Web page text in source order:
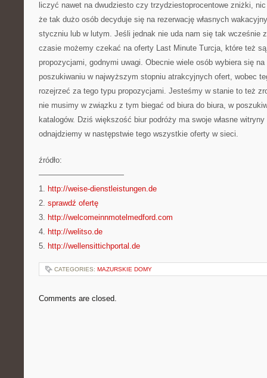
liczyć nawet na dwudziesto czy trzydziestoprocentowe zniżki,
że tak dużo osób decyduje się na rezerwację własnych
styczniu lub w lutym. Jeśli jednak nie uda nam się tak wcześnie
czasie możemy czekać na oferty Last Minute Turcja, które też
propozycjami, godnymi uwagi. Obecnie wiele osób wybiera się
poszukiwaniu w najwyższym stopniu atrakcyjnych ofert, wobec
rozejrzeć za tego typu propozycjami. Jesteśmy w stanie to też
nie musimy w związku z tym biegać od biura do biura, w
katalogów. Dziś większość biur podróży ma swoje własne
odnajdziemy w następstwie tego wszystkie oferty w sieci.
źródło:
———————————
1. http://weise-dienstleistungen.de
2. sprawdź ofertę
3. http://welcomeinnmotelmedford.com
4. http://welitso.de
5. http://wellensittichportal.de
CATEGORIES: MAZURSKIE DOMY
Comments are closed.